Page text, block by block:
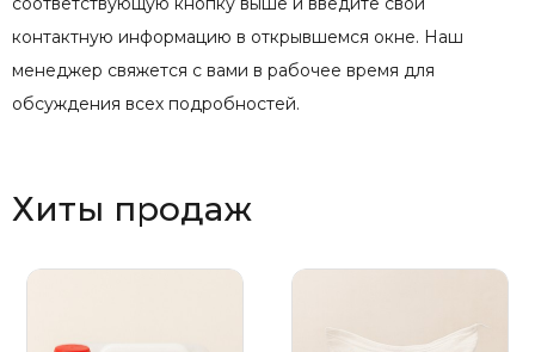
контактную информацию в открывшемся окне. Наш
менеджер свяжется с вами в рабочее время для
обсуждения всех подробностей.
Хиты продаж